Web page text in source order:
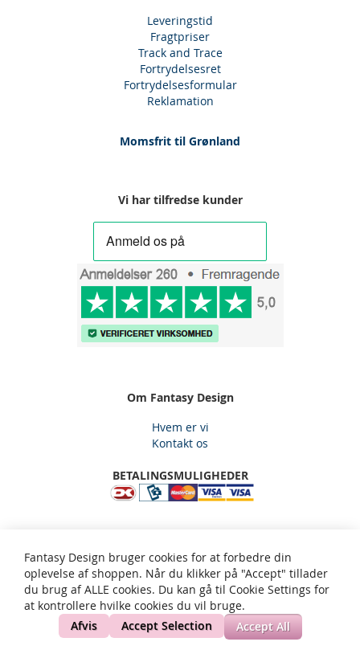
Leveringstid
Fragtpriser
Track and Trace
Fortrydelsesret
Fortrydelsesformular
Reklamation
Momsfrit til Grønland
Vi har tilfredse kunder
Om Fantasy Design
Hvem er vi
Kontakt os
BETALINGSMULIGHEDER
Fantasy Design, Gjelstensåsen 59, 3650 Ølstykke, Email:
kundeservice@fantasy-design.dk - tlf: 5334 2565
Privatliv og cookie politik Søgeord
Avanceret søgning
Ordrer og returneringer Kontakt os Site Map
Copyright © 2002-present Fantasy Design. All rights reserved.
Fantasy Design bruger cookies for at forbedre din
oplevelse af shoppen. Når du klikker på "Accept" tillader
du brug af ALLE cookies. Du kan gå til Cookie Settings for
at kontrollere hvilke cookies du vil bruge.
Afvis
Accept Selection Accept All